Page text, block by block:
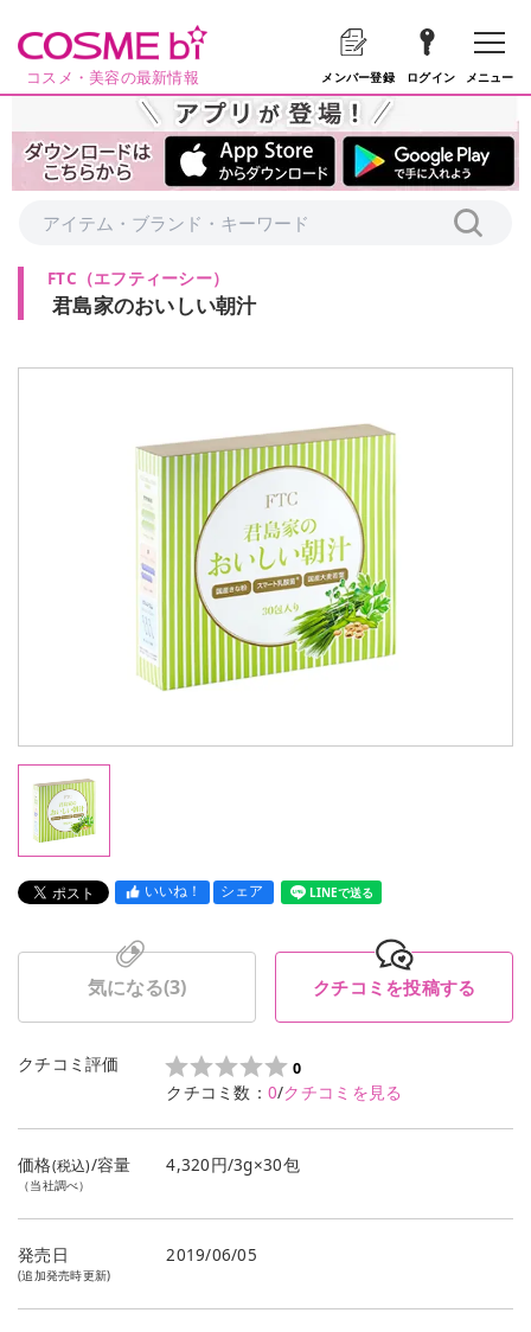
コスメ・美容の最新情報 メンバー登録 ログイン メニュー
FTC （エフティーシー）
君島家のおいしい朝汁
いいね！ シェア LINEで送る
気になる(3) クチコミを投稿する
クチコミ評価 0
クチコミ数： 0/クチコミを見る
価格(税込)/容量
（当社調べ）
4,320円/3g×30包
発売日
(追加発売時更新)
2019/06/05